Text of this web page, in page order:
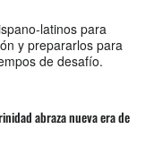
latinos para
y prepararlos para
de desafío.
abraza nueva era de